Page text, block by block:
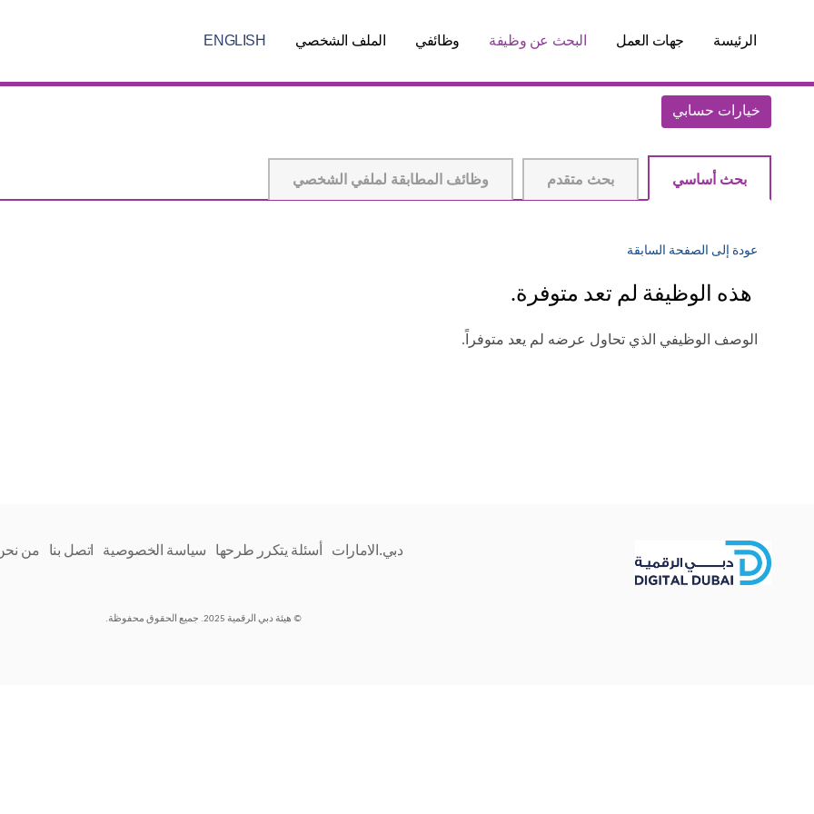
الرئيسة جهات العمل البحث عن وظيفة وظائفي الملف الشخصي ENGLISH
خيارات حسابي
بحث أساسي بحث متقدم وظائف المطابقة لملفي الشخصي
عودة إلى الصفحة السابقة
هذه الوظيفة لم تعد متوفرة.
الوصف الوظيفي الذي تحاول عرضه لم يعد متوفراً.
من اتصل بنا سياسة الخصوصية أسئلة يتكرر طرحها دبي.الامارات
© هيئة دبي الرقمية 2025. جميع الحقوق محفوظة.